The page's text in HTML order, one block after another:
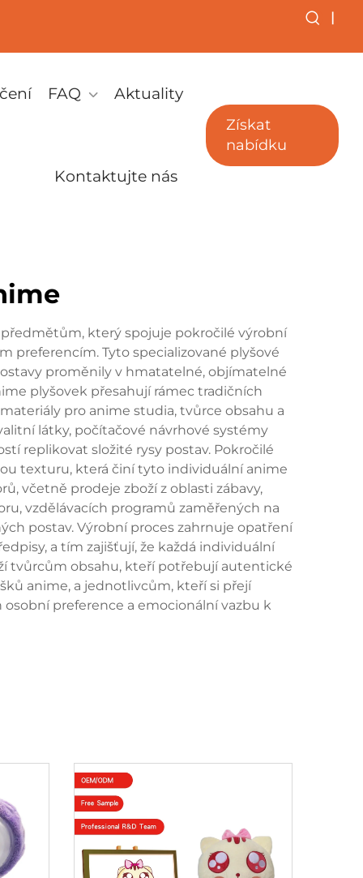
|
FAQ Aktuality
Kontaktujte nás
Získat
nabídku
který spojuje pokročilé výrobní
preferencím. Tyto specializované plyšové
proměnily v hmatatelné, objímatelné
plyšovek přesahují rámec tradičních
pro anime studia, tvůrce obsahu a
látky, počítačové návrhové systémy
replikovat složité rysy postav. Pokročilé
texturu, která činí tyto individuální anime
včetně prodeje zboží z oblasti zábavy,
vzdělávacích programů zaměřených na
postav. Výrobní proces zahrnuje opatření
a tím zajišťují, že každá individuální
tvůrcům obsahu, kteří potřebují autentické
anime, a jednotlivcům, kteří si přejí
preference a emocionální vazbu k